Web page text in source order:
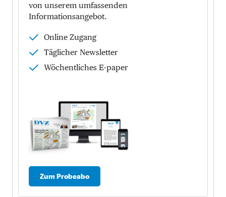
von unserem umfassenden
Informationsangebot.
Online Zugang
Täglicher Newsletter
Wöchentliches E-paper
Zum Probeabo